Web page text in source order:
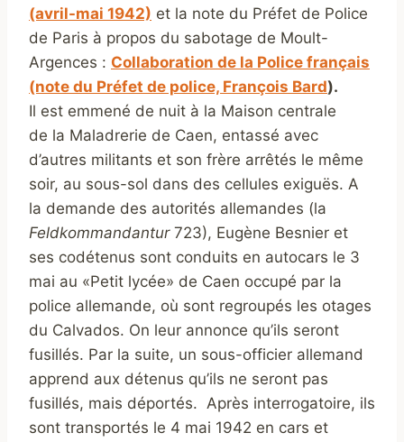
(avril-mai 1942) et la note du Préfet de Police
de Paris à propos du sabotage de Moult-
Argences : Collaboration de la Police français
(note du Préfet de police, François Bard).
Il est emmené de nuit à la Maison centrale
de la Maladrerie de Caen, entassé avec
d’autres militants et son frère arrêtés le même
soir, au sous-sol dans des cellules exiguës. A
la demande des autorités allemandes (la
Feldkommandantur723), Eugène Besnier et
ses codétenus sont conduits en autocars le 3
mai au «Petit lycée» de Caen occupé par la
police allemande, où sont regroupés les otages
du Calvados. On leur annonce qu’ils seront
fusillés. Par la suite, un sous-officier allemand
apprend aux détenus qu’ils ne seront pas
fusillés, mais déportés. Après interrogatoire, ils
sont transportés le 4 mai 1942 en cars et